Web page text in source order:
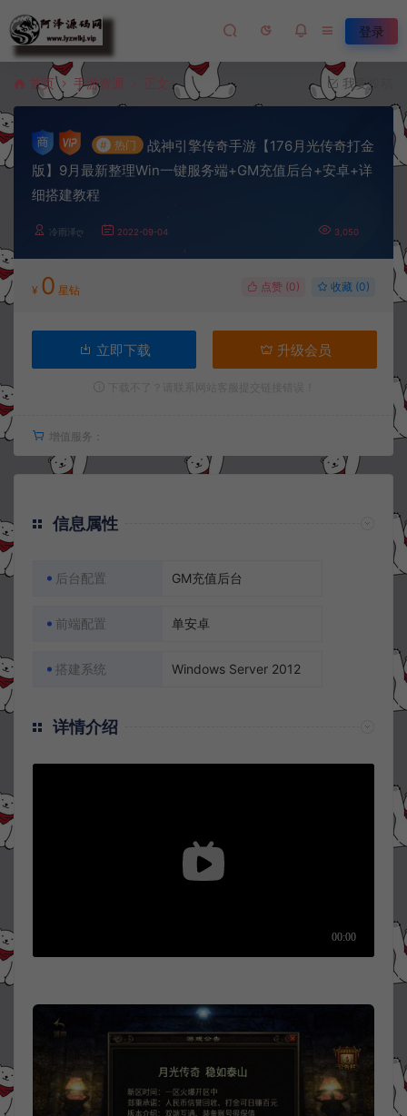
登录
首页 手游资源 正文 我要投稿
# 热门
战神引擎传奇手游【176月光传奇打金
版】9月最新整理Win一键服务端+GM充值后台+安卓+详
细搭建教程
冷雨泽ღ 2022-09-04 3,050
¥ 0 星钻 点赞 (0) 收藏 (0)
立即下载 升级会员
增值服务：
信息属性
后台配置 GM充值后台
前端配置 单安卓
搭建系统 Windows Server 2012
详情介绍